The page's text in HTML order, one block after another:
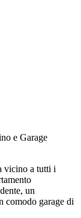
e Garage
vicino a tutti i
un
comodo garage di